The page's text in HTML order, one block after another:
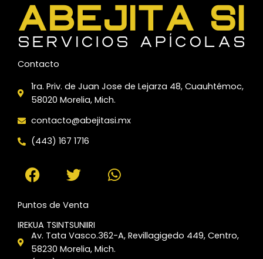
Contacto
1ra. Priv. de Juan Jose de Lejarza 48, Cuauhtémoc,
58020 Morelia, Mich.
contacto@abejitasi.mx
(443) 167 1716
a
c
e
b
o
o
w
i
t
t
e
r
h
a
a
p
Puntos de Venta
IREKUA TSINTSUNIIRI
Av. Tata Vasco.362-A, Revillagigedo 449, Centro,
58230 Morelia, Mich.